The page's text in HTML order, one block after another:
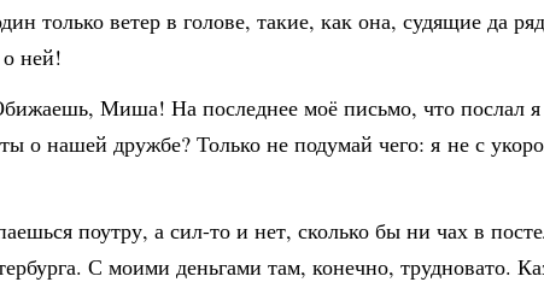
только ветер в голове, такие, как она, судящие да
ней!
Миша! На последнее моё письмо, что послал я
о нашей дружбе? Только не подумай чего: я не с
поутру, а сил-то и нет, сколько бы ни чах в
С моими деньгами там, конечно, трудновато.